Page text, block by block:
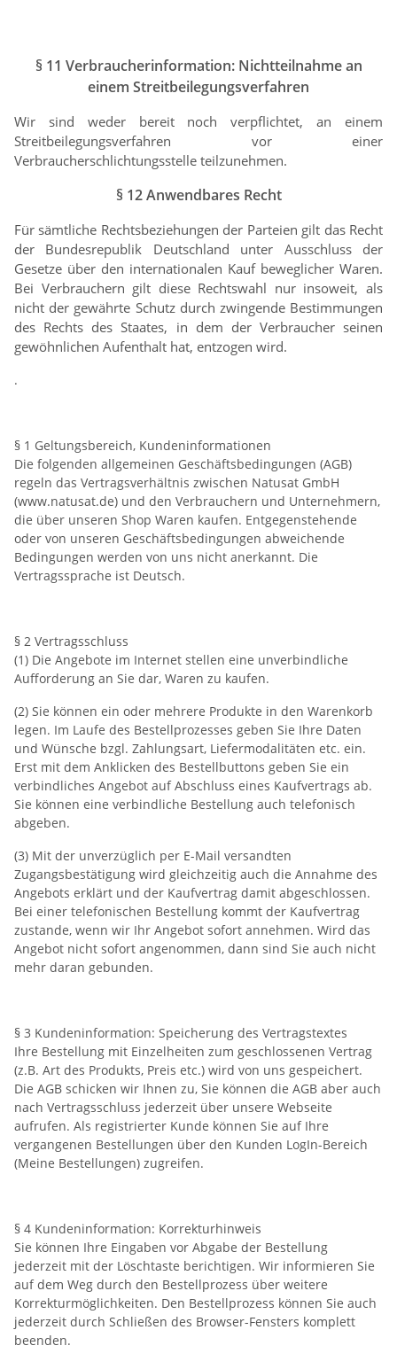
§ 11 Verbraucherinformation: Nichtteilnahme an
einem Streitbeilegungsverfahren
Wir sind weder bereit noch verpflichtet, an einem
Streitbeilegungsverfahren vor einer
Verbraucherschlichtungsstelle teilzunehmen.
§ 12 Anwendbares Recht
Für sämtliche Rechtsbeziehungen der Parteien gilt das Recht
der Bundesrepublik Deutschland unter Ausschluss der
Gesetze über den internationalen Kauf beweglicher Waren.
Bei Verbrauchern gilt diese Rechtswahl nur insoweit, als
nicht der gewährte Schutz durch zwingende Bestimmungen
des Rechts des Staates, in dem der Verbraucher seinen
gewöhnlichen Aufenthalt hat, entzogen wird.
.
§ 1 Geltungsbereich, Kundeninformationen
Die folgenden allgemeinen Geschäftsbedingungen (AGB)
regeln das Vertragsverhältnis zwischen Natusat GmbH
(www.natusat.de) und den Verbrauchern und Unternehmern,
die über unseren Shop Waren kaufen. Entgegenstehende
oder von unseren Geschäftsbedingungen abweichende
Bedingungen werden von uns nicht anerkannt. Die
Vertragssprache ist Deutsch.
§ 2 Vertragsschluss
(1) Die Angebote im Internet stellen eine unverbindliche
Aufforderung an Sie dar, Waren zu kaufen.
(2) Sie können ein oder mehrere Produkte in den Warenkorb
legen. Im Laufe des Bestellprozesses geben Sie Ihre Daten
und Wünsche bzgl. Zahlungsart, Liefermodalitäten etc. ein.
Erst mit dem Anklicken des Bestellbuttons geben Sie ein
verbindliches Angebot auf Abschluss eines Kaufvertrags ab.
Sie können eine verbindliche Bestellung auch telefonisch
abgeben.
(3) Mit der unverzüglich per E-Mail versandten
Zugangsbestätigung wird gleichzeitig auch die Annahme des
Angebots erklärt und der Kaufvertrag damit abgeschlossen.
Bei einer telefonischen Bestellung kommt der Kaufvertrag
zustande, wenn wir Ihr Angebot sofort annehmen. Wird das
Angebot nicht sofort angenommen, dann sind Sie auch nicht
mehr daran gebunden.
§ 3 Kundeninformation: Speicherung des Vertragstextes
Ihre Bestellung mit Einzelheiten zum geschlossenen Vertrag
(z.B. Art des Produkts, Preis etc.) wird von uns gespeichert.
Die AGB schicken wir Ihnen zu, Sie können die AGB aber auch
nach Vertragsschluss jederzeit über unsere Webseite
aufrufen. Als registrierter Kunde können Sie auf Ihre
vergangenen Bestellungen über den Kunden LogIn-Bereich
(Meine Bestellungen) zugreifen.
§ 4 Kundeninformation: Korrekturhinweis
Sie können Ihre Eingaben vor Abgabe der Bestellung
jederzeit mit der Löschtaste berichtigen. Wir informieren Sie
auf dem Weg durch den Bestellprozess über weitere
Korrekturmöglichkeiten. Den Bestellprozess können Sie auch
jederzeit durch Schließen des Browser-Fensters komplett
beenden.